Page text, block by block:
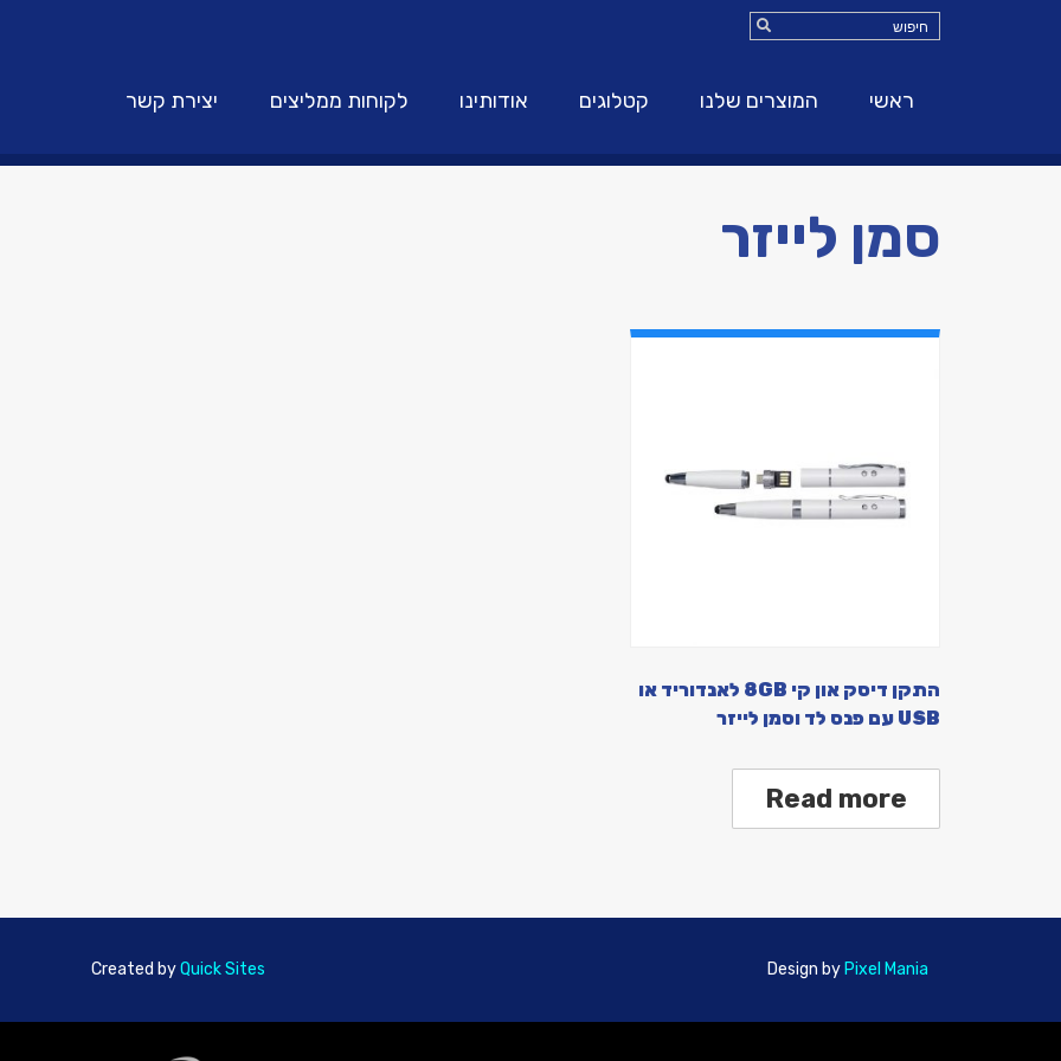
ראשי המוצרים שלנו קטלוגים אודותינו לקוחות ממליצים יצירת קשר
סמן לייזר
התקן דיסק און קי 8GB לאנדוריד או
USB עם פנס לד וסמן לייזר
Read more
Design by Pixel Mania
Created byQuick Sites